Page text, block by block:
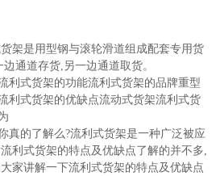
架是用型钢与滚轮滑道组成配套专用货
通道存货,另一边通道取货。
利式货架的功能流利式货架的品牌重型
利式货架的优缺点流动式货架流利式货
真的了解么?流利式货架是一种广泛被应
利式货架的特点及优缺点了解的并不多,
家讲解一下流利式货架的特点及优缺点